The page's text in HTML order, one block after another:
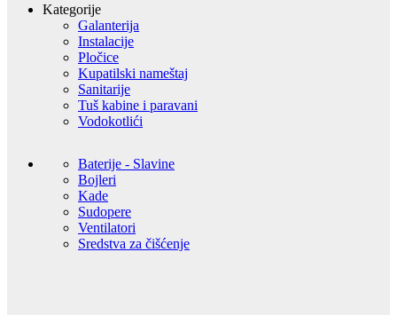
Kategorije
Galanterija
Instalacije
Pločice
Kupatilski nameštaj
Sanitarije
Tuš kabine i paravani
Vodokotlići
Baterije - Slavine
Bojleri
Kade
Sudopere
Ventilatori
Sredstva za čišćenje